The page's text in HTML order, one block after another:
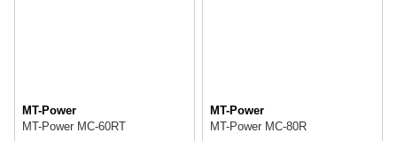
MT-Power
MT-Power MC-60RT
MT-Power
MT-Power MC-80R